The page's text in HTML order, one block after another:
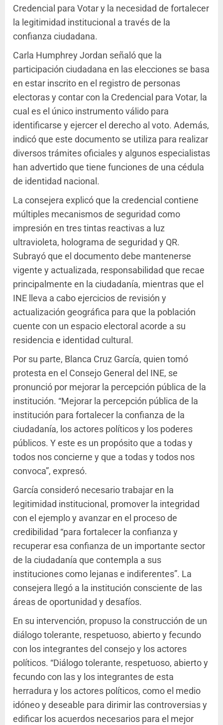
Credencial para Votar y la necesidad de fortalecer
la legitimidad institucional a través de la
confianza ciudadana.
Carla Humphrey Jordan señaló que la
participación ciudadana en las elecciones se basa
en estar inscrito en el registro de personas
electoras y contar con la Credencial para Votar, la
cual es el único instrumento válido para
identificarse y ejercer el derecho al voto. Además,
indicó que este documento se utiliza para realizar
diversos trámites oficiales y algunos especialistas
han advertido que tiene funciones de una cédula
de identidad nacional.
La consejera explicó que la credencial contiene
múltiples mecanismos de seguridad como
impresión en tres tintas reactivas a luz
ultravioleta, holograma de seguridad y QR.
Subrayó que el documento debe mantenerse
vigente y actualizada, responsabilidad que recae
principalmente en la ciudadanía, mientras que el
INE lleva a cabo ejercicios de revisión y
actualización geográfica para que la población
cuente con un espacio electoral acorde a su
residencia e identidad cultural.
Por su parte, Blanca Cruz García, quien tomó
protesta en el Consejo General del INE, se
pronunció por mejorar la percepción pública de la
institución. “Mejorar la percepción pública de la
institución para fortalecer la confianza de la
ciudadanía, los actores políticos y los poderes
públicos. Y este es un propósito que a todas y
todos nos concierne y que a todas y todos nos
convoca”, expresó.
García consideró necesario trabajar en la
legitimidad institucional, promover la integridad
con el ejemplo y avanzar en el proceso de
credibilidad “para fortalecer la confianza y
recuperar esa confianza de un importante sector
de la ciudadanía que contempla a sus
instituciones como lejanas e indiferentes”. La
consejera llegó a la institución consciente de las
áreas de oportunidad y desafíos.
En su intervención, propuso la construcción de un
diálogo tolerante, respetuoso, abierto y fecundo
con los integrantes del consejo y los actores
políticos. “Diálogo tolerante, respetuoso, abierto y
fecundo con las y los integrantes de esta
herradura y los actores políticos, como el medio
idóneo y deseable para dirimir las controversias y
edificar los acuerdos necesarios para el mejor